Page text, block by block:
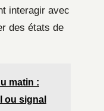
interagir avec
des états de
matin :
ou signal